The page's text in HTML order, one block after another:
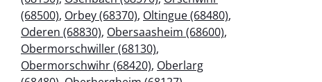
(68500), Orbey (68370), Oltingue (68480),
Oderen (68830), Obersaasheim (68600),
Obermorschwiller (68130),
Obermorschwihr (68420), Oberlarg